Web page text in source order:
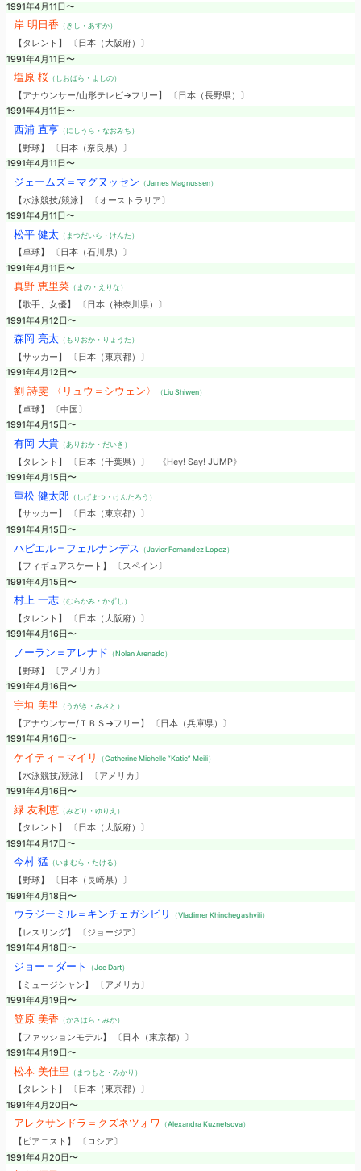
1991年4月11日〜
岸 明日香 （きし・あすか）
【タレント】 〔日本（大阪府）〕
1991年4月11日〜
塩原 桜（しおばら・よしの）
【アナウンサー/山形テレビ→フリー】 〔日本（長野県）〕
1991年4月11日〜
西浦 直亨 （にしうら・なおみち）
【野球】 〔日本（奈良県）〕
1991年4月11日〜
ジェームズ＝マグヌッセン （James Magnussen）
【水泳競技/競泳】 〔オーストラリア〕
1991年4月11日〜
松平 健太（まつだいら・けんた）
【卓球】 〔日本（石川県）〕
1991年4月11日〜
真野 恵里菜（まの・えりな）
【歌手、女優】 〔日本（神奈川県）〕
1991年4月12日〜
森岡 亮太（もりおか・りょうた）
【サッカー】 〔日本（東京都）〕
1991年4月12日〜
劉 詩雯 〈リュウ＝シウェン〉 （Liu Shiwen）
【卓球】 〔中国〕
1991年4月15日〜
有岡 大貴（ありおか・だいき）
【タレント】 〔日本（千葉県）〕
《Hey! Say! JUMP》
1991年4月15日〜
重松 健太郎（しげまつ・けんたろう）
【サッカー】 〔日本（東京都）〕
1991年4月15日〜
ハビエル＝フェルナンデス （Javier Fernandez Lopez）
【フィギュアスケート】 〔スペイン〕
1991年4月15日〜
村上 一志（むらかみ・かずし）
【タレント】 〔日本（大阪府）〕
1991年4月16日〜
ノーラン＝アレナド （Nolan Arenado）
【野球】 〔アメリカ〕
1991年4月16日〜
宇垣 美里 （うがき・みさと）
【アナウンサー/ＴＢＳ→フリー】 〔日本（兵庫県）〕
1991年4月16日〜
ケイティ＝マイリ （Catherine Michelle “Katie” Meili）
【水泳競技/競泳】 〔アメリカ〕
1991年4月16日〜
緑 友利恵 （みどり・ゆりえ）
【タレント】 〔日本（大阪府）〕
1991年4月17日〜
今村 猛（いまむら・たける）
【野球】 〔日本（長崎県）〕
1991年4月18日〜
ウラジーミル＝キンチェガシビリ （Vladimer Khinchegashvili）
【レスリング】 〔ジョージア〕
1991年4月18日〜
ジョー＝ダート （Joe Dart）
【ミュージシャン】 〔アメリカ〕
1991年4月19日〜
笠原 美香 （かさはら・みか）
【ファッションモデル】 〔日本（東京都）〕
1991年4月19日〜
松本 美佳里 （まつもと・みかり）
【タレント】 〔日本（東京都）〕
1991年4月20日〜
アレクサンドラ＝クズネツォワ （Alexandra Kuznetsova）
【ピアニスト】 〔ロシア〕
1991年4月20日〜